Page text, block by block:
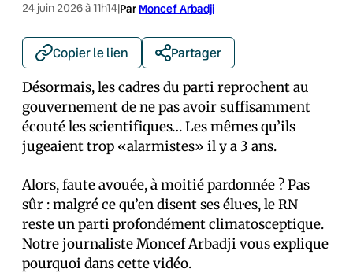
24 juin 2026 à 11h14|Par Moncef Arbadji
Copier le lien Partager
Désormais, les cadres du parti reprochent au
gouvernement de ne pas avoir suffisamment
écouté les scientifiques… Les mêmes qu’ils
jugeaient trop «alarmistes» il y a 3 ans.
Alors, faute avouée, à moitié pardonnée ? Pas
sûr : malgré ce qu’en disent ses élu·es, le RN
reste un parti profondément climatosceptique.
Notre journaliste Moncef Arbadji vous explique
pourquoi dans cette vidéo.